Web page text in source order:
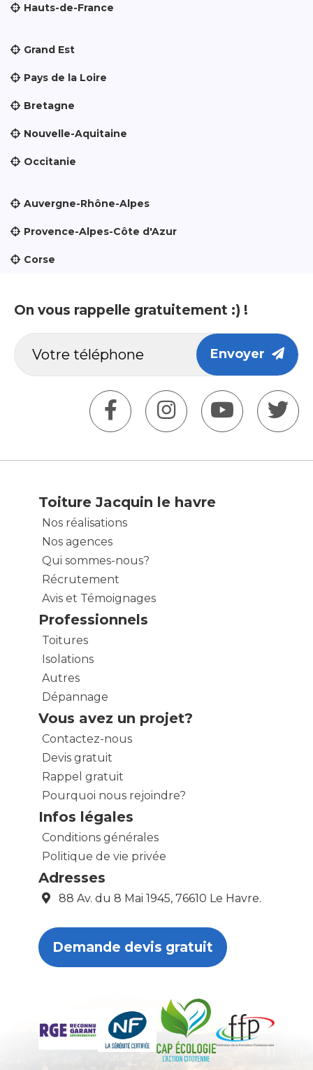
Hauts-de-France
Grand Est
Pays de la Loire
Bretagne
Nouvelle-Aquitaine
Occitanie
Auvergne-Rhône-Alpes
Provence-Alpes-Côte d'Azur
Corse
On vous rappelle gratuitement :) !
Envoyer
Toiture Jacquin le havre
Nos réalisations
Nos agences
Qui sommes-nous?
Récrutement
Avis et Témoignages
Professionnels
Toitures
Isolations
Autres
Dépannage
Vous avez un projet?
Contactez-nous
Devis gratuit
Rappel gratuit
Pourquoi nous rejoindre?
Infos légales
Conditions générales
Politique de vie privée
Adresses
88 Av. du 8 Mai 1945, 76610 Le Havre.
Demande devis gratuit